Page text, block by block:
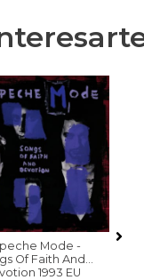
Mode -
Of Faith And
1993 EU